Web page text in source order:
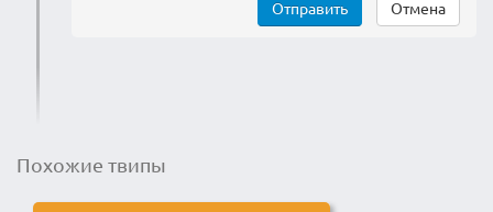
Отправить Отмена
Похожие твипы